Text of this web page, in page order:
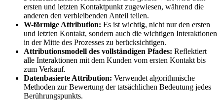
ersten und letzten Kontaktpunkt zugewiesen, während die
anderen den verbleibenden Anteil teilen.
W-förmige Attribution: Es ist wichtig, nicht nur den ersten
und letzten Kontakt, sondern auch die wichtigen Interaktionen
in der Mitte des Prozesses zu berücksichtigen.
Attributionsmodell des vollständigen Pfades: Reflektiert
alle Interaktionen mit dem Kunden vom ersten Kontakt bis
zum Verkauf.
Datenbasierte Attribution: Verwendet algorithmische
Methoden zur Bewertung der tatsächlichen Bedeutung jedes
Berührungspunkts.